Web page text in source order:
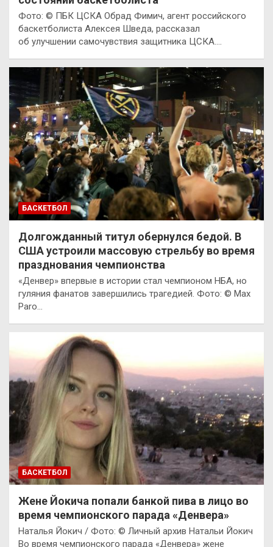
Фото: © ПБК ЦСКА Обрад Фимич, агент российского
баскетболиста Алексея Шведа, рассказал
об улучшении самочувствия защитника ЦСКА.…
БАСКЕТБОЛ
Долгожданный титул обернулся бедой. В
США устроили массовую стрельбу во время
празднования чемпионства
«Денвер» впервые в истории стал чемпионом НБА, но
гуляния фанатов завершились трагедией. Фото: © Max
Paro…
БАСКЕТБОЛ
Жене Йокича попали банкой пива в лицо во
время чемпионского парада «Денвера»
Наталья Йокич / Фото: © Личный архив Натальи Йокич
Во время чемпионского парада «Денвера» жене